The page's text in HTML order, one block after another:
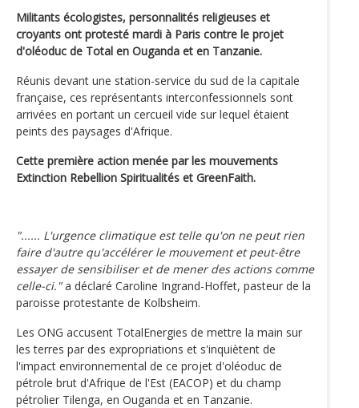
Militants écologistes, personnalités religieuses et
croyants ont protesté mardi à Paris contre le projet
d'oléoduc de Total en Ouganda et en Tanzanie.
Réunis devant une station-service du sud de la capitale
française, ces représentants interconfessionnels sont
arrivées en portant un cercueil vide sur lequel étaient
peints des paysages d'Afrique.
Cette première action menée par les mouvements
Extinction Rebellion Spiritualités et GreenFaith.
"...... L'urgence climatique est telle qu'on ne peut rien
faire d'autre qu'accélérer le mouvement et peut-être
essayer de sensibiliser et de mener des actions comme
celle-ci."a déclaré Caroline Ingrand-Hoffet, pasteur de la
paroisse protestante de Kolbsheim.
Les ONG accusent TotalEnergies de mettre la main sur
les terres par des expropriations et s'inquiètent de
l'impact environnemental de ce projet d'oléoduc de
pétrole brut d'Afrique de l'Est (EACOP) et du champ
pétrolier Tilenga, en Ouganda et en Tanzanie.